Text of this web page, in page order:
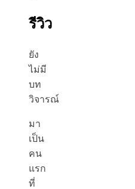
รีวิว
ยัง
ไม่มี
บท
วิจารณ์
มา
เป็น
คน
แรก
ที่